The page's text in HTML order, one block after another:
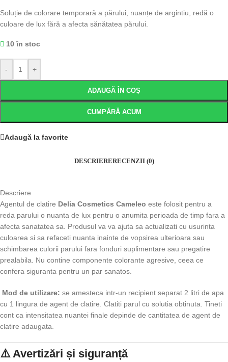
Soluție de colorare temporară a părului, nuanțe de argintiu, redă o
culoare de lux fără a afecta sănătatea părului.
10 în stoc
- +
ADAUGĂ ÎN COȘ
CUMPĂRĂ ACUM
Adaugă la favorite
DESCRIERERECENZII (0)
Descriere
Agentul de clatire Delia Cosmetics Cameleo este folosit pentru a
reda parului o nuanta de lux pentru o anumita perioada de timp fara a
afecta sanatatea sa. Produsul va va ajuta sa actualizati cu usurinta
culoarea si sa refaceti nuanta inainte de vopsirea ulterioara sau
schimbarea culorii parului fara fonduri suplimentare sau pregatire
prealabila. Nu contine componente colorante agresive, ceea ce
confera siguranta pentru un par sanatos.
Mod de utilizare: se amesteca intr-un recipient separat 2 litri de apa
cu 1 lingura de agent de clatire. Clatiti parul cu solutia obtinuta. Tineti
cont ca intensitatea nuantei finale depinde de cantitatea de agent de
clatire adaugata.
⚠️ Avertizări și siguranță